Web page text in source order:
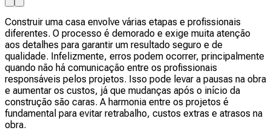
Construir uma casa envolve várias etapas e profissionais
diferentes. O processo é demorado e exige muita atenção
aos detalhes para garantir um resultado seguro e de
qualidade. Infelizmente, erros podem ocorrer, principalmente
quando não há comunicação entre os profissionais
responsáveis pelos projetos. Isso pode levar a pausas na obra
e aumentar os custos, já que mudanças após o início da
construção são caras. A harmonia entre os projetos é
fundamental para evitar retrabalho, custos extras e atrasos na
obra.